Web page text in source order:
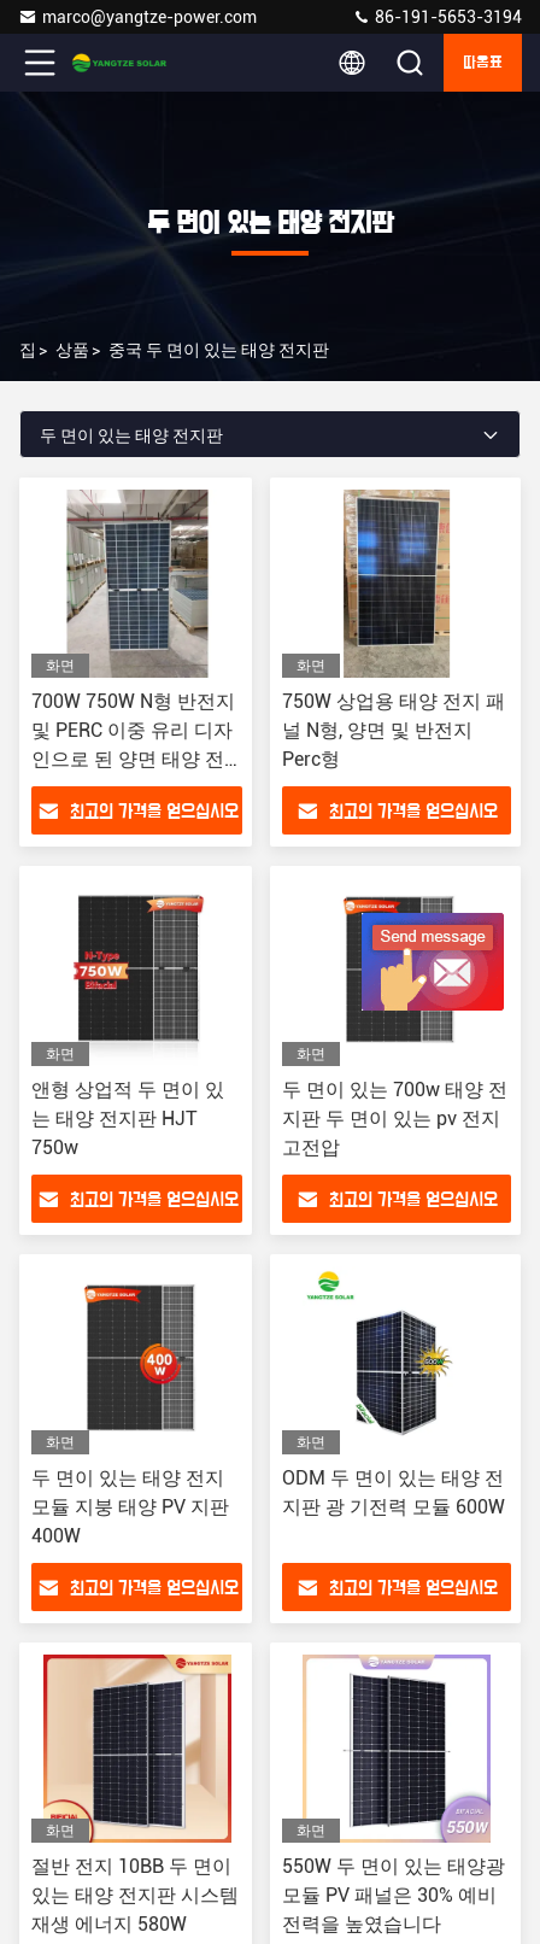
marco@yangtze-power.com 86-191-5653-3194
따옴표
두 면이 있는 태양 전지판
집 > 상품 > 중국 두 면이 있는 태양 전지판
두 면이 있는 태양 전지판
화면
700W 750W N형 반전지
및 PERC 이중 유리 디자
인으로 된 양면 태양 전
지 패널
최고의 가격을 얻으십시오
화면
750W 상업용 태양 전지 패
널 N형, 양면 및 반전지
Perc형
최고의 가격을 얻으십시오
화면
앤형 상업적 두 면이 있
는 태양 전지판 HJT
750w
최고의 가격을 얻으십시오
화면
두 면이 있는 700w 태양 전
지판 두 면이 있는 pv 전지
고전압
최고의 가격을 얻으십시오
화면
두 면이 있는 태양 전지
모듈 지붕 태양 PV 지판
400W
최고의 가격을 얻으십시오
화면
ODM 두 면이 있는 태양 전
지판 광 기전력 모듈 600W
최고의 가격을 얻으십시오
화면
절반 전지 10BB 두 면이
있는 태양 전지판 시스템
재생 에너지 580W
화면
550W 두 면이 있는 태양광
모듈 PV 패널은 30% 예비
전력을 높였습니다